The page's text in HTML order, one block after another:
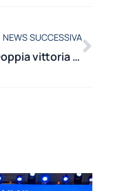
NEWS SUCCESSIVA
Doppia vittoria alla World Nuclear Exhibition 2025